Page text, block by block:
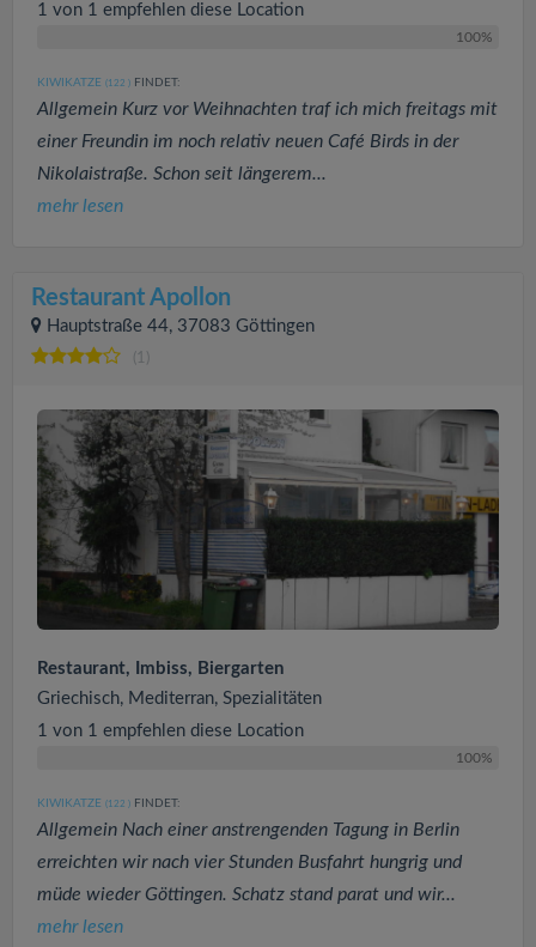
1 von 1 empfehlen diese Location
100%
KIWIKATZE (122 ) FINDET:
Allgemein Kurz vor Weihnachten traf ich mich freitags mit
einer Freundin im noch relativ neuen Café Birds in der
Nikolaistraße. Schon seit längerem...
mehr lesen
Restaurant Apollon
Hauptstraße 44, 37083 Göttingen
(1)
Restaurant, Imbiss, Biergarten
Griechisch, Mediterran, Spezialitäten
1 von 1 empfehlen diese Location
100%
KIWIKATZE (122 ) FINDET:
Allgemein Nach einer anstrengenden Tagung in Berlin
erreichten wir nach vier Stunden Busfahrt hungrig und
müde wieder Göttingen. Schatz stand parat und wir...
mehr lesen